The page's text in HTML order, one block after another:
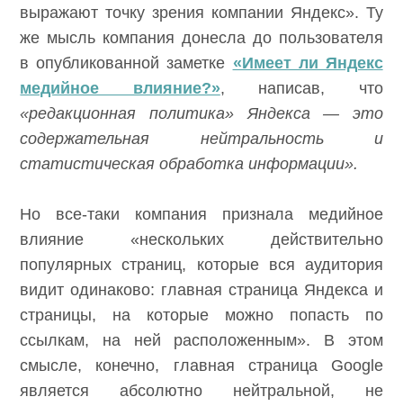
выражают точку зрения компании Яндекс». Ту
же мысль компания донесла до пользователя
в опубликованной заметке «Имеет ли Яндекс
медийное влияние?», написав, что
«редакционная политика» Яндекса — это
содержательная нейтральность и
статистическая обработка информации».
Но все-таки компания признала медийное
влияние «нескольких действительно
популярных страниц, которые вся аудитория
видит одинаково: главная страница Яндекса и
страницы, на которые можно попасть по
ссылкам, на ней расположенным». В этом
смысле, конечно, главная страница Google
является абсолютно нейтральной, не